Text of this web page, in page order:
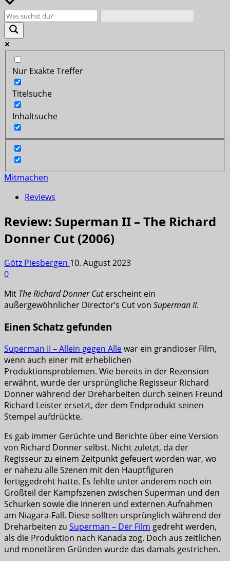
Nur Exakte Treffer
Titelsuche
Inhaltsuche
Mitmachen
Reviews
Review: Superman II – The Richard
Donner Cut (2006)
Götz Piesbergen 10. August 2023
0
Mit The Richard Donner Cuterscheint ein
außergewöhnlicher Director’s Cut von Superman II.
Einen Schatz gefunden
Superman II – Allein gegen Allewar ein grandioser Film,
wenn auch einer mit erheblichen
Produktionsproblemen. Wie bereits in der Rezension
erwähnt, wurde der ursprüngliche Regisseur Richard
Donner während der Dreharbeiten durch seinen Freund
Richard Leister ersetzt, der dem Endprodukt seinen
Stempel aufdrückte.
Es gab immer Gerüchte und Berichte über eine Version
von Richard Donner selbst. Nicht zuletzt, da der
Regisseur zu einem Zeitpunkt gefeuert worden war, wo
er nahezu alle Szenen mit den Hauptfiguren
fertiggedreht hatte. Es fehlte unter anderem noch ein
Großteil der Kampfszenen zwischen Superman und den
Schurken sowie die inneren und externen Aufnahmen
am Niagara-Fall. Diese sollten ursprünglich während der
Dreharbeiten zu Superman – Der Film gedreht werden,
als die Produktion nach Kanada zog. Doch aus zeitlichen
und monetären Gründen wurde das damals gestrichen.